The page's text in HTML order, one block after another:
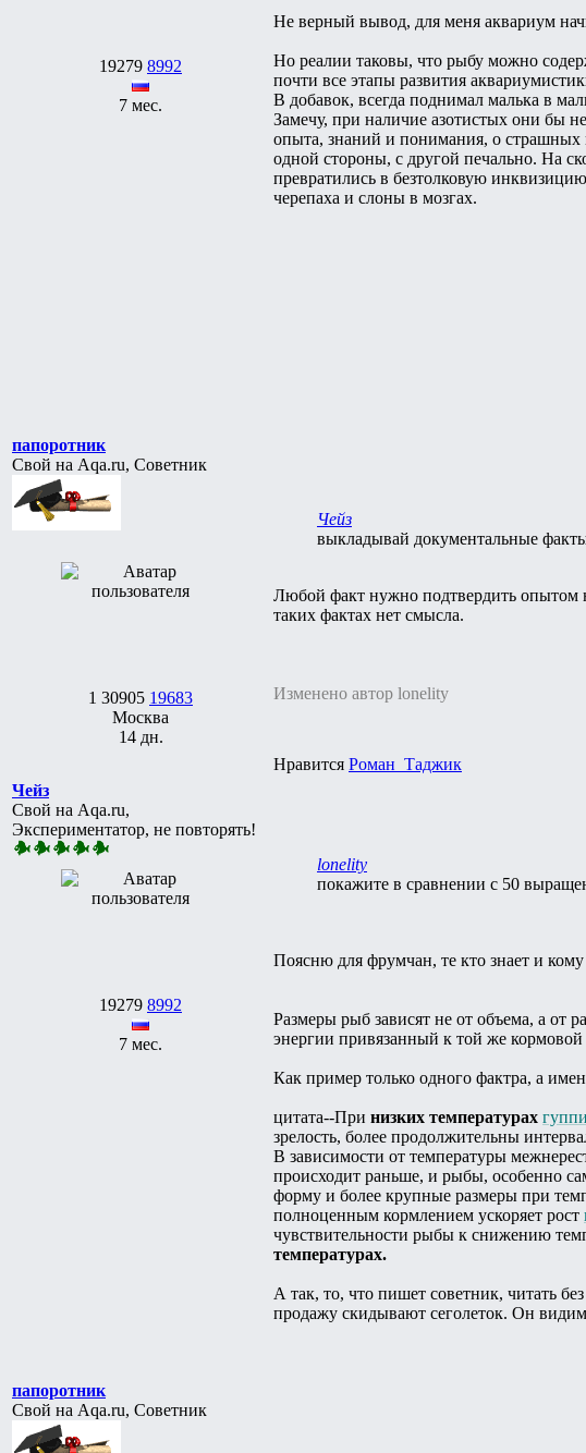
19279 8992
7 мес.
Не верный вывод, для меня аквариум
Но реалии таковы, что рыбу можно
почти все этапы развития
В добавок, всегда поднимал малька в
Замечу, при наличие азотистых они бы
опыта, знаний и понимания, о страшных
одной стороны, с другой печально. На
превратились в безтолковую
черепаха и слоны в мозгах.
папоротник
Свой на Aqa.ru, Советник
1 30905 19683
Москва
14 дн.
Чейз
выкладывай документальные
Любой факт нужно подтвердить опытом
таких фактах нет смысла.
Изменено автор lonelity
Нравится Роман_Таджик
Чейз
Свой на Aqa.ru,
Экспериментатор, не повторять!
19279 8992
7 мес.
lonelity
покажите в сравнении с 50
Поясню для фрумчан, те кто знает и
Размеры рыб зависят не от объема, а от
энергии привязанный к той же кормовой
Как пример только одного фактра, а
цитата--При низких температурах гуппи
зрелость, более продолжительны
В зависимости от температуры
происходит раньше, и рыбы, особенно
форму и более крупные размеры при
полноценным кормлением ускоряет рост
чувствительности рыбы к снижению
температурах.
А так, то, что пишет советник, читать
продажу скидывают сеголеток. Он
папоротник
Свой на Aqa.ru, Советник